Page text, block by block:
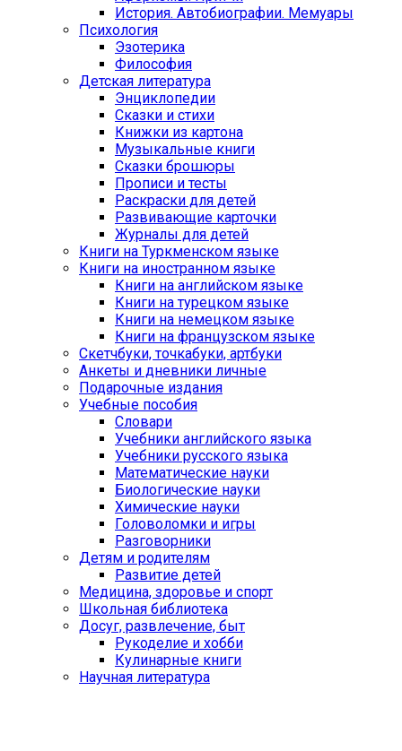
История. Автобиографии. Мемуары
Психология
Эзотерика
Философия
Детская литература
Энциклопедии
Сказки и стихи
Книжки из картона
Музыкальные книги
Сказки брошюры
Прописи и тесты
Раскраски для детей
Развивающие карточки
Журналы для детей
Книги на Туркменском языке
Книги на иностранном языке
Книги на английском языке
Книги на турецком языке
Книги на немецком языке
Книги на французском языке
Cкетчбуки, точкабуки, артбуки
Анкеты и дневники личные
Подарочные издания
Учебные пособия
Словари
Учебники английского языка
Учебники русского языка
Математические науки
Биологические науки
Химические науки
Головоломки и игры
Разговорники
Детям и родителям
Развитие детей
Медицина, здоровье и спорт
Школьная библиотека
Досуг, развлечение, быт
Рукоделие и хобби
Кулинарные книги
Научная литература